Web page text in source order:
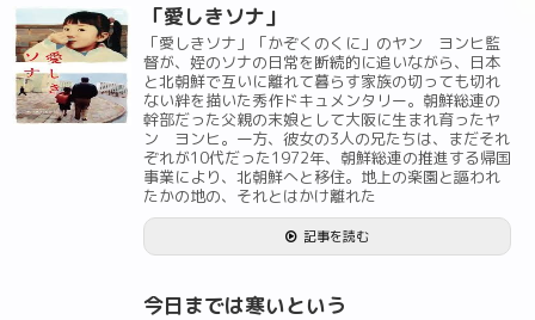
「愛しきソナ」
「愛しきソナ」「かぞくのくに」のヤン ヨンヒ監
督が、姪のソナの日常を断続的に追いながら、日本
と北朝鮮で互いに離れて暮らす家族の切っても切れ
ない絆を描いた秀作ドキュメンタリー。朝鮮総連の
幹部だった父親の末娘として大阪に生まれ育ったヤ
ン ヨンヒ。一方、彼女の3人の兄たちは、まだそれ
ぞれが10代だった1972年、朝鮮総連の推進する帰国
事業により、北朝鮮へと移住。地上の楽園と謳われ
たかの地の、それとはかけ離れた
記事を読む
今日までは寒いという